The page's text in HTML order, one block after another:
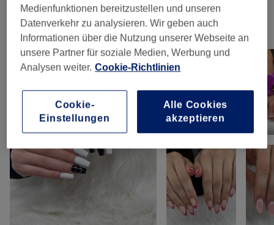
Unsere Arbeit
Bild anklicken für weitere Details
Medienfunktionen bereitzustellen und unseren
Datenverkehr zu analysieren. Wir geben auch
Informationen über die Nutzung unserer Webseite an
unsere Partner für soziale Medien, Werbung und
Analysen weiter. Cookie-Richtlinien
Cookie-
Einstellungen
Alle Cookies
akzeptieren